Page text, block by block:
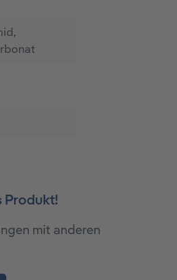
von 0 von 5 Sternen
Produkt!
mit anderen